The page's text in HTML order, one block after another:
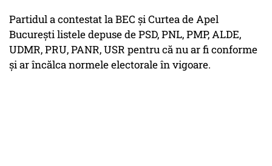
Partidul a contestat la BEC și Curtea de Apel
București listele depuse de PSD, PNL, PMP, ALDE,
UDMR, PRU, PANR, USR pentru că nu ar fi conforme
și ar încălca normele electorale în vigoare.